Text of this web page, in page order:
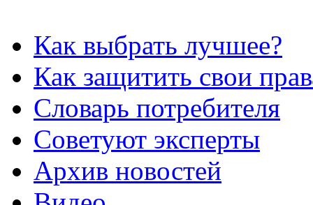
Как выбрать лучшее?
Как защитить свои
Словарь потребителя
Советуют эксперты
Архив новостей